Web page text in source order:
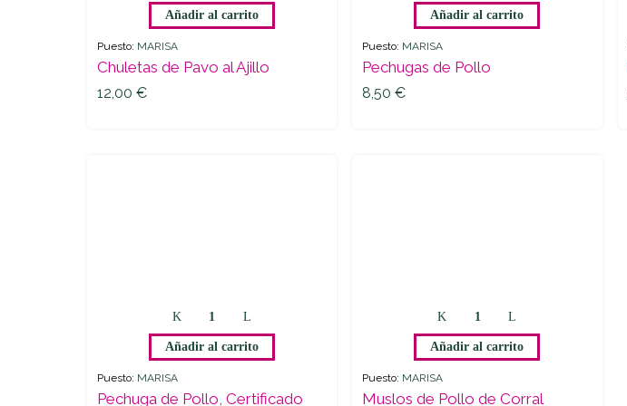
Pavo
Ajillo
quantity
Añadir al carrito
12,00€
Puesto: MARISA
Chuletas de Pavo al Ajillo
12,00 €
Pollo
Añadir al carrito
8,50€
Puesto: MARISA
Pechugas de Pollo
8,50 €
Pechuga
Pollo,
Añadir al carrito
Puesto: MARISA
Pechuga de Pollo, Certificado
Muslos
Pollo
Añadir al carrito
Puesto: MARISA
Muslos de Pollo de Corral